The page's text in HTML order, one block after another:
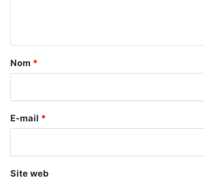
a
r
e
Nom *
E-mail *
Site web